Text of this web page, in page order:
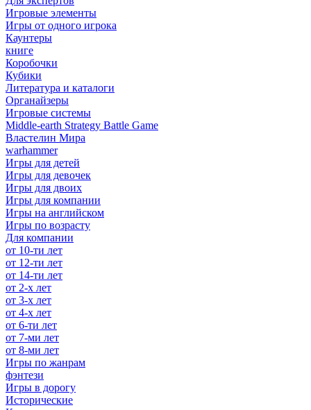
Игровые элементы
Игры от одного игрока
Каунтеры
книге
Коробочки
Кубики
Литература и каталоги
Органайзеры
Игровые системы
Middle-earth Strategy Battle Game
Властелин Мира
warhammer
Игры для детей
Игры для девочек
Игры для двоих
Игры для компании
Игры на английском
Игры по возрасту
Для компании
от 10-ти лет
от 12-ти лет
от 14-ти лет
от 2-х лет
от 3-х лет
от 4-х лет
от 6-ти лет
от 7-ми лет
от 8-ми лет
Игры по жанрам
фэнтези
Игры в дорогу
Исторические